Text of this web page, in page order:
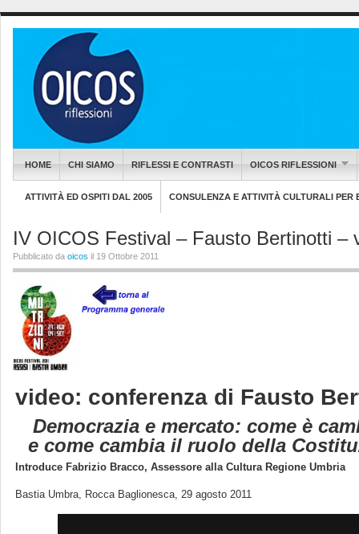
HOME CHI SIAMO RIFLESSI E CONTRASTI OICOS RIFLESSIONI
ATTIVITÀ ED OSPITI DAL 2005 CONSULENZA E ATTIVITÀ CULTURALI PER
IV OICOS Festival – Fausto Bertinotti –
Pubblicato da oicos il 19 Ottobre 2011
video: conferenza di Fausto
Democrazia e mercato: come è
e come cambia il ruolo della
Introduce Fabrizio Bracco, Assessore alla Cultura Regione Umbria
Bastia Umbra, Rocca Baglionesca, 29 agosto 2011